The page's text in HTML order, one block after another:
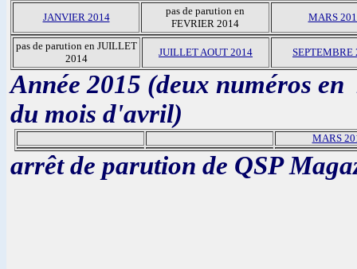
JANVIER 2014
pas de parution en
FEVRIER 2014
MARS
pas de parution en JUILLET
2014
JUILLET AOUT 2014 SEPTEMBRE
Année 2015 (deux numéros
du mois d'avril)
MARS
arrêt de parution de QSP